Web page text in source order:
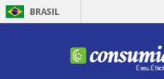
BRASIL